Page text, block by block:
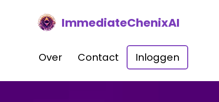
ImmediateChenixAI
Over Contact Inloggen